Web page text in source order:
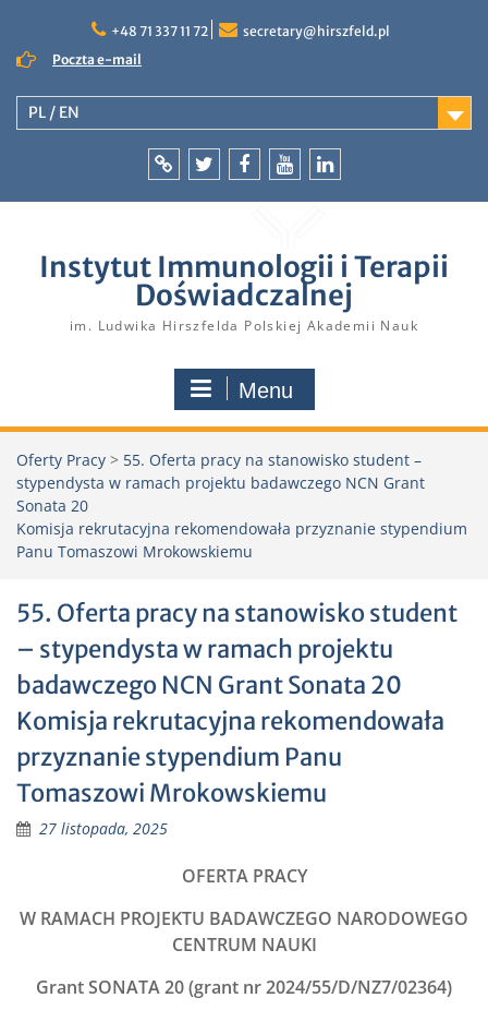
content
+48 71 337 11 72
secretary@hirszfeld.pl
Poczta e-mail
PL / EN
Instytut Immunologii i Terapii
Doświadczalnej
im. Ludwika Hirszfelda Polskiej Akademii Nauk
Menu
Oferty Pracy > 55. Oferta pracy na stanowisko student –
stypendysta w ramach projektu badawczego NCN Grant
Sonata 20
Komisja rekrutacyjna rekomendowała przyznanie stypendium
Panu Tomaszowi Mrokowskiemu
55. Oferta pracy na stanowisko student
– stypendysta w ramach projektu
badawczego NCN Grant Sonata 20
Komisja rekrutacyjna rekomendowała
przyznanie stypendium Panu
Tomaszowi Mrokowskiemu
27 listopada, 2025
OFERTA PRACY
W RAMACH PROJEKTU BADAWCZEGO NARODOWEGO
CENTRUM NAUKI
Grant SONATA 20 (grant nr 2024/55/D/NZ7/02364)